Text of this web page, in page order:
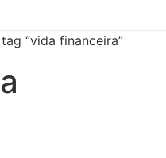
“vida financeira”